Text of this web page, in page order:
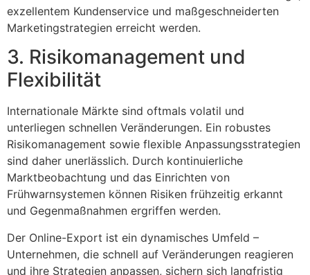
exzellentem Kundenservice und maßgeschneiderten
Marketingstrategien erreicht werden.
3. Risikomanagement und
Flexibilität
Internationale Märkte sind oftmals volatil und
unterliegen schnellen Veränderungen. Ein robustes
Risikomanagement sowie flexible Anpassungsstrategien
sind daher unerlässlich. Durch kontinuierliche
Marktbeobachtung und das Einrichten von
Frühwarnsystemen können Risiken frühzeitig erkannt
und Gegenmaßnahmen ergriffen werden.
Der Online-Export ist ein dynamisches Umfeld –
Unternehmen, die schnell auf Veränderungen reagieren
und ihre Strategien anpassen, sichern sich langfristig